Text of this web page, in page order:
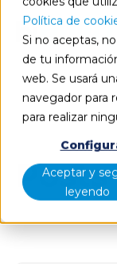
Política de
Si no aceptas,
de tu
web. Se usará
navegador para
para realizar
Aceptar y
leyendo
Blog Todos